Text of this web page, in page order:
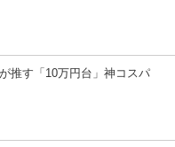
推す「10万円台」神コスパ